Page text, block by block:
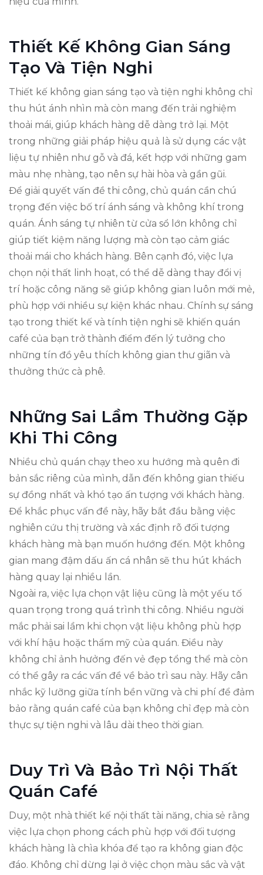
Thiết Kế Không Gian Sáng
Tạo Và Tiện Nghi
Thiết kế không gian sáng tạo và tiện nghi không chỉ
thu hút ánh nhìn mà còn mang đến trải nghiệm
thoải mái, giúp khách hàng dễ dàng trở lại. Một
trong những giải pháp hiệu quả là sử dụng các vật
liệu tự nhiên như gỗ và đá, kết hợp với những gam
màu nhẹ nhàng, tạo nên sự hài hòa và gần gũi.
Để giải quyết vấn đề thi công, chủ quán cần chú
trọng đến việc bố trí ánh sáng và không khí trong
quán. Ánh sáng tự nhiên từ cửa sổ lớn không chỉ
giúp tiết kiệm năng lượng mà còn tạo cảm giác
thoải mái cho khách hàng. Bên cạnh đó, việc lựa
chọn nội thất linh hoạt, có thể dễ dàng thay đổi vị
trí hoặc công năng sẽ giúp không gian luôn mới mẻ,
phù hợp với nhiều sự kiện khác nhau. Chính sự sáng
tạo trong thiết kế và tính tiện nghi sẽ khiến quán
café của bạn trở thành điểm đến lý tưởng cho
những tín đồ yêu thích không gian thư giãn và
thưởng thức cà phê.
Những Sai Lầm Thường Gặp
Khi Thi Công
Nhiều chủ quán chạy theo xu hướng mà quên đi
bản sắc riêng của mình, dẫn đến không gian thiếu
sự đồng nhất và khó tạo ấn tượng với khách hàng.
Để khắc phục vấn đề này, hãy bắt đầu bằng việc
nghiên cứu thị trường và xác định rõ đối tượng
khách hàng mà bạn muốn hướng đến. Một không
gian mang đậm dấu ấn cá nhân sẽ thu hút khách
hàng quay lại nhiều lần.
Ngoài ra, việc lựa chọn vật liệu cũng là một yếu tố
quan trọng trong quá trình thi công. Nhiều người
mắc phải sai lầm khi chọn vật liệu không phù hợp
với khí hậu hoặc thẩm mỹ của quán. Điều này
không chỉ ảnh hưởng đến vẻ đẹp tổng thể mà còn
có thể gây ra các vấn đề về bảo trì sau này. Hãy cân
nhắc kỹ lưỡng giữa tính bền vững và chi phí để đảm
bảo rằng quán café của bạn không chỉ đẹp mà còn
thực sự tiện nghi và lâu dài theo thời gian.
Duy Trì Và Bảo Trì Nội Thất
Quán Café
Duy, một nhà thiết kế nội thất tài năng, chia sẻ rằng
việc lựa chọn phong cách phù hợp với đối tượng
khách hàng là chìa khóa để tạo ra không gian độc
đáo. Không chỉ dừng lại ở việc chọn màu sắc và vật